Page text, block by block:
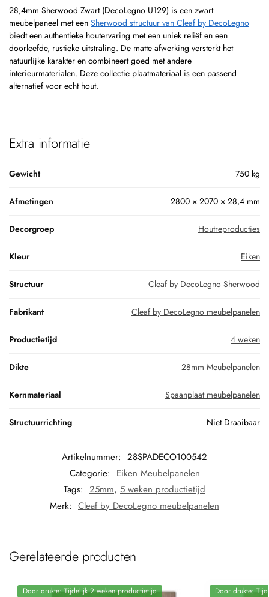
28,4mm Sherwood Zwart (DecoLegno U129) is een zwart
meubelpaneel met een Sherwood structuur van Cleaf by DecoLegno
biedt een authentieke houtervaring met een uniek reliëf en een
doorleefde, rustieke uitstraling. De matte afwerking versterkt het
natuurlijke karakter en combineert goed met andere
interieurmaterialen. Deze collectie plaatmateriaal is een passend
alternatief voor echt hout.
Extra informatie
Gewicht 750 kg
Afmetingen 2800 × 2070 × 28,4 mm
Decorgroep Houtreproducties
Kleur Eiken
Structuur Cleaf by DecoLegno Sherwood
Fabrikant Cleaf by DecoLegno meubelpanelen
Productietijd 4 weken
Dikte 28mm Meubelpanelen
Kernmateriaal Spaanplaat meubelpanelen
Structuurrichting Niet Draaibaar
Artikelnummer: 28SPADECO100542
Categorie: Eiken Meubelpanelen
Tags: 25mm, 5 weken productietijd
Merk: Cleaf by DecoLegno meubelpanelen
Gerelateerde producten
Door drukte: Tijdelijk 2 weken productietijd
Door drukte: